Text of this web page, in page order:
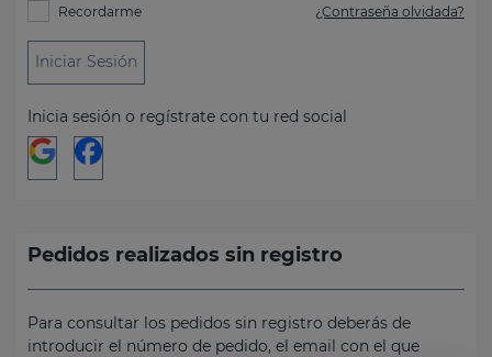
Recordarme ¿Contraseña olvidada?
Iniciar Sesión
Inicia sesión o regístrate con tu red social
Pedidos realizados sin registro
Para consultar los pedidos sin registro deberás de
introducir el número de pedido, el email con el que